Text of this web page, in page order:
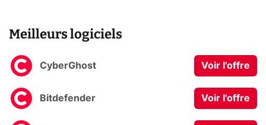
Meilleurs logiciels
CyberGhost Voir l'offre
Bitdefender Voir l'offre